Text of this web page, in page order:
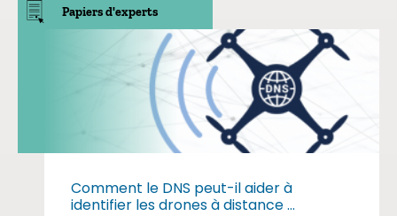
Papiers d'experts
Comment le DNS peut-il aider à
identifier les drones à distance ...